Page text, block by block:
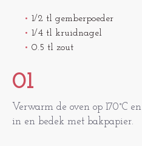
1/2 tl gemberpoeder
1/4 tl kruidnagel
0.5 tl zout
01
Verwarm de oven op 170°C
in en bedek met bakpapier.